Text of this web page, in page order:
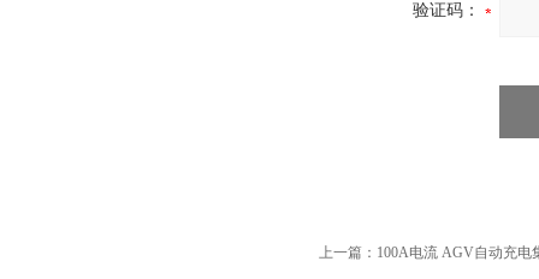
验证码：
上一篇： 100A电流 AGV自动充电